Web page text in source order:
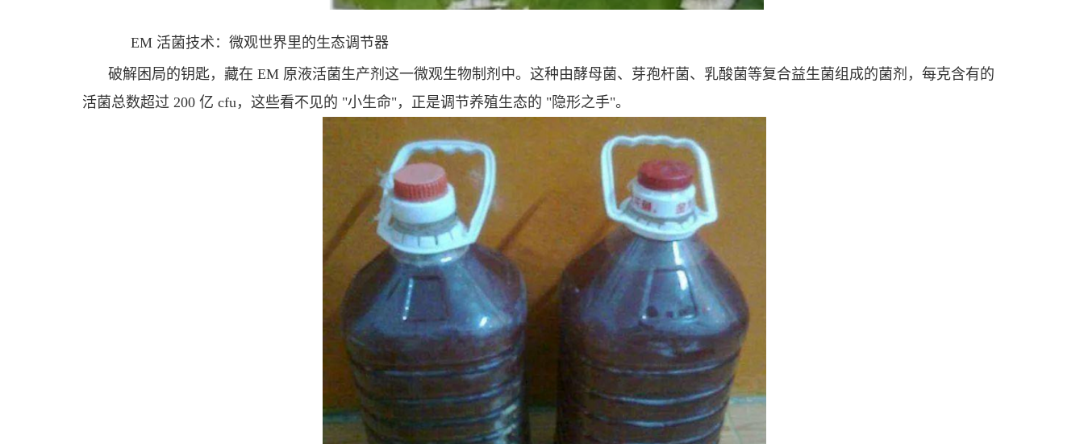
EM 活菌技术：微观世界里的生态调节器
破解困局的钥匙，藏在 EM 原液活菌生产剂这一微观生物制剂中。这种由酵母菌、芽孢杆菌、乳酸菌等复合益生菌组成的菌剂，每克含有的
活菌总数超过 200 亿 cfu，这些看不见的 "小生命"，正是调节养殖生态的 "隐形之手"。